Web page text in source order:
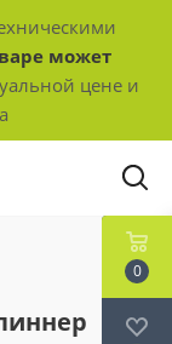
может
цене и
0